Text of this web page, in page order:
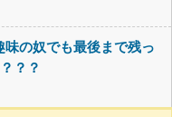
の奴でも最後まで残っ
？？